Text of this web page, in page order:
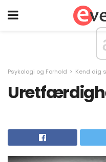
Psykologi og Forhold Kend dig